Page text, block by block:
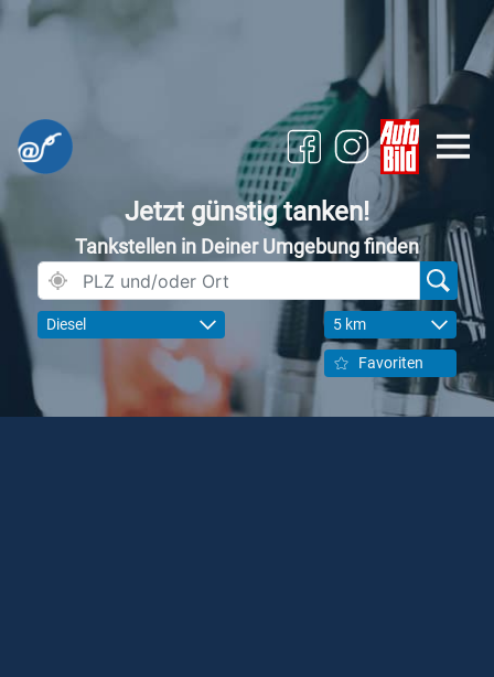
Jetzt günstig tanken!
Tankstellen in Deiner Umgebung finden
Diesel 5 km
Favoriten